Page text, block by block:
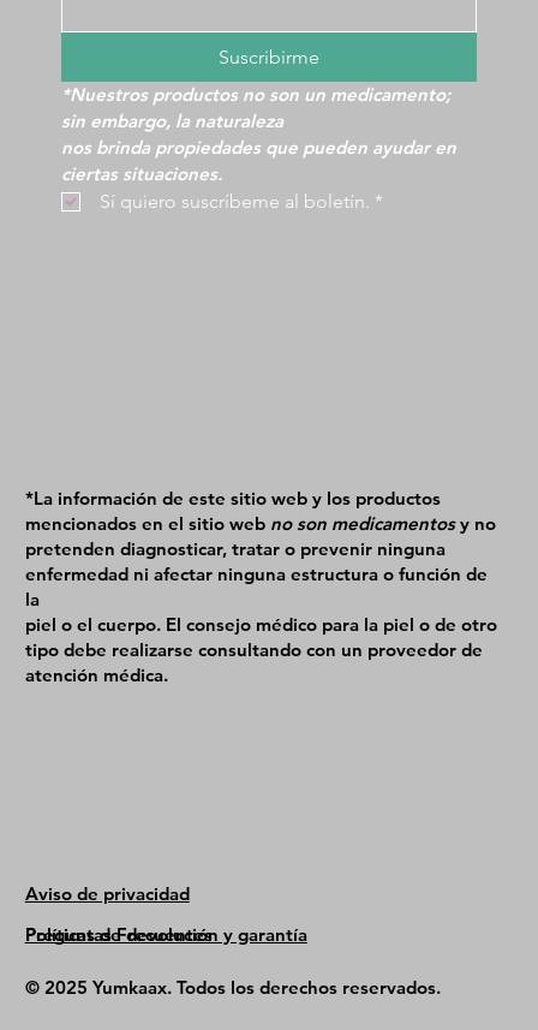
Suscribirme
*Nuestros productos no son un medicamento;
sin embargo, la naturaleza
nos brinda propiedades que pueden ayudar en
ciertas situaciones.
Sí quiero suscríbeme al boletín. *
*La información de este sitio web y los productos
mencionados en el sitio web no son medicamentosy no
pretenden diagnosticar, tratar o prevenir ninguna
enfermedad ni afectar ninguna estructura o función de
la
piel o el cuerpo. El consejo médico para la piel o de otro
tipo debe realizarse consultando con un proveedor de
atención médica.
© 2025 Yumkaax. Todos los derechos reservados.
Aviso de privacidad
Políticas de devolución y garantía
Preguntas Frecuentes